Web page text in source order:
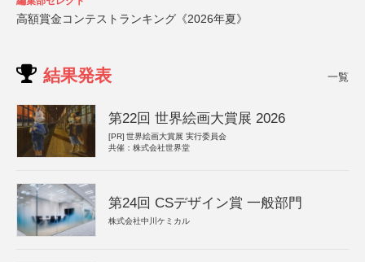
高額賞金コンテストランキング《2026年夏》
結果発表 一覧
第22回 世界絵画大賞展 2026
[PR] 世界絵画大賞展 実行委員会
共催：株式会社世界堂
第24回 CSデザイン賞 一般部門
株式会社中川ケミカル